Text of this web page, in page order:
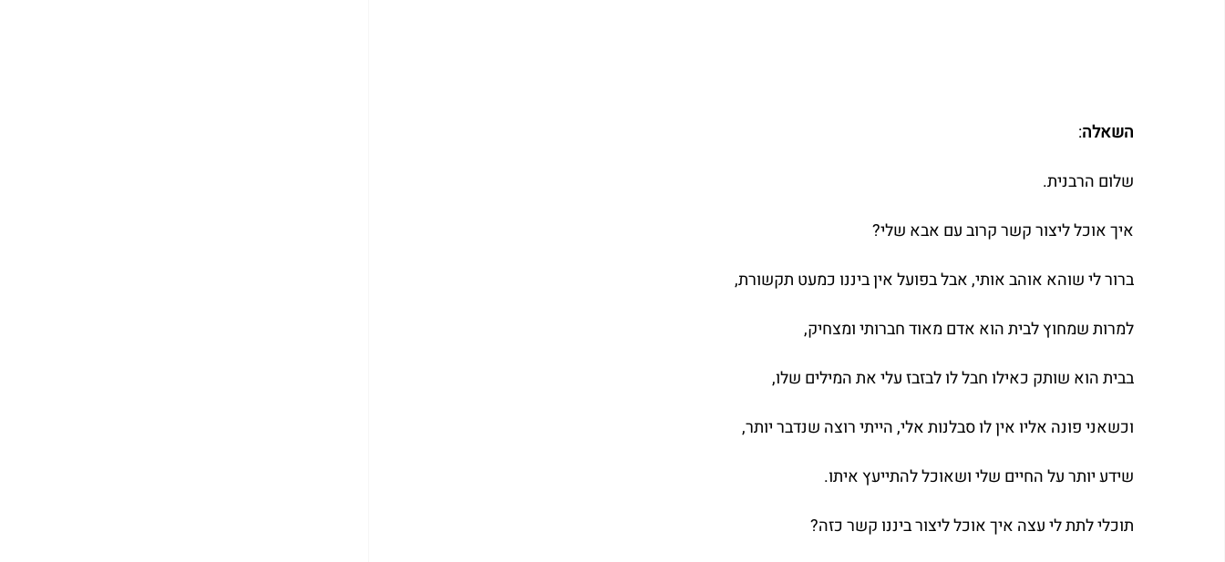
השאלה:
שלום הרבנית.
איך אוכל ליצור קשר קרוב עם אבא שלי?
ברור לי שוהא אוהב אותי, אבל בפועל אין ביננו כמעט תקשורת,
למרות שמחוץ לבית הוא אדם מאוד חברותי ומצחיק,
בבית הוא שותק כאילו חבל לו לבזבז עלי את המילים שלו,
וכשאני פונה אליו אין לו סבלנות אלי, הייתי רוצה שנדבר יותר,
שידע יותר על החיים שלי ושאוכל להתייעץ איתו.
תוכלי לתת לי עצה איך אוכל ליצור ביננו קשר כזה?